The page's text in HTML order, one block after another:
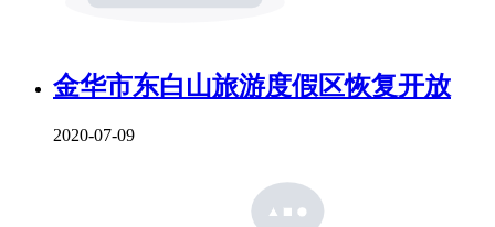
金华市东白山旅游度假区恢复开放
2020-07-09